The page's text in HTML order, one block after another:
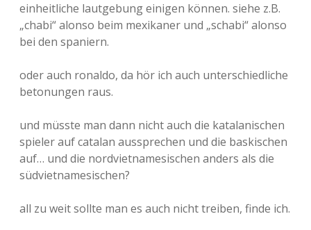
einheitliche lautgebung einigen können. siehe z.B.
„chabi“ alonso beim mexikaner und „schabi“ alonso
bei den spaniern.
oder auch ronaldo, da hör ich auch unterschiedliche
betonungen raus.
und müsste man dann nicht auch die katalanischen
spieler auf catalan aussprechen und die baskischen
auf… und die nordvietnamesischen anders als die
südvietnamesischen?
all zu weit sollte man es auch nicht treiben, finde ich.